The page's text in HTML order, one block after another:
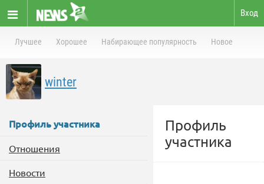
Вход
Лучшее Хорошее Набирающее популярность Новое
winter
Профиль участника
Отношения
Новости
Профиль
участника